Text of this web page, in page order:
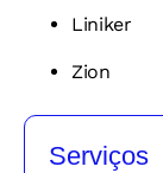
Liniker
Zion
Serviços